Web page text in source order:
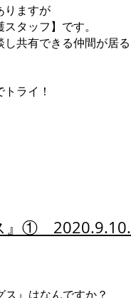
りますが
タッフ】です。
共有できる仲間が居
ライ！
』①
』はなんですか？